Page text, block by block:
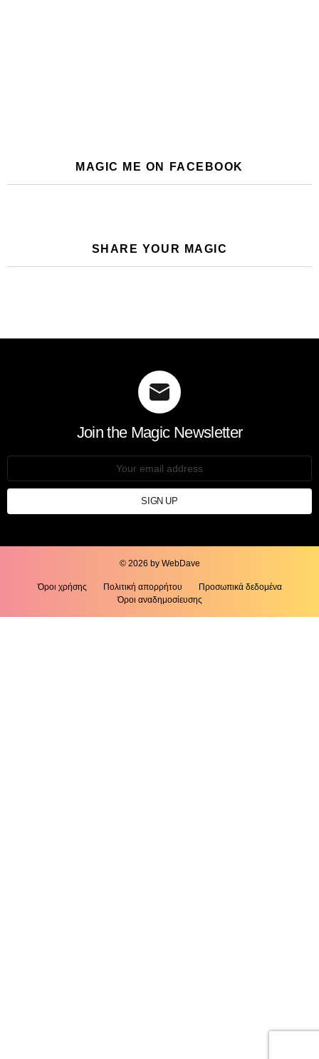
MAGIC ME ON FACEBOOK
SHARE YOUR MAGIC
Join the Magic Newsletter
© 2026 by WebDave
Όροι χρήσης Πολιτική απορρήτου
Προσωπικά δεδομένα
Όροι αναδημοσίευσης